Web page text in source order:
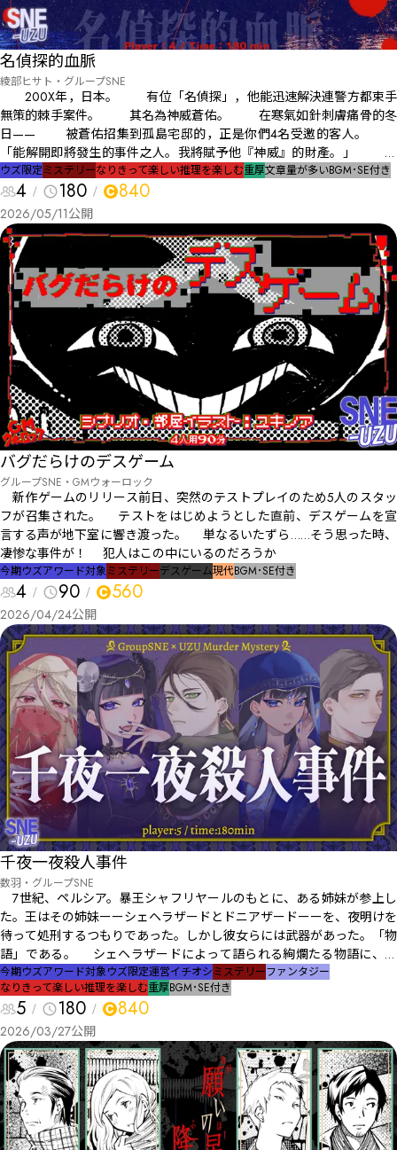
名偵探的血脈
綾部ヒサト・グループSNE
200X年，日本。 有位「名偵探」，他能迅速解決連警方都束手
無策的棘手案件。 其名為神威蒼佑。 在寒氣如針刺膚痛骨的冬
日—— 被蒼佑招集到孤島宅邸的，正是你們4名受邀的客人。
「能解開即將發生的事件之人。我將賦予他『神威』的財產。」 這
是能一攫千金和一舉成名的難得機會。受邀的客人們在此留宿，等待著事
件發生。 黎明到來。在可疑聲響的引導之下，你們來到了現場。
映入眼簾的，是屍體橫躺的慘況。 ——屍首正是神威蒼佑本
人。 圍繞著血與宿命的物語，就此展開。
ウズ限定ミステリーなりきって楽しい推理を楽しむ重厚文章量が多いBGM･SE付き
4 180 840
2026/05/11公開
バグだらけのデスゲーム
グループSNE・GMウォーロック
新作ゲームのリリース前日、突然のテストプレイのため5人のスタッ
フが召集された。 テストをはじめようとした直前、デスゲームを宣
言する声が地下室に響き渡った。 単なるいたずら……そう思った時、
凄惨な事件が！ 犯人はこの中にいるのだろうか
今期ウズアワード対象ミステリーデスゲーム現代BGM･SE付き
4 90 560
2026/04/24公開
千夜一夜殺人事件
数羽・グループSNE
7世紀、ペルシア。暴王シャフリヤールのもとに、ある姉妹が参上し
た。王はその姉妹ーーシェヘラザードとドニアザードーーを、夜明けを
待って処刑するつもりであった。しかし彼女らには武器があった。「物
語」である。 シェヘラザードによって語られる絢爛たる物語に、王
は処刑を忘れて毎夜、耳を傾けた。 「さて今宵語りますのは、ある占
星術師の物語でございます。あるいはある霊媒師、騎士、呪詛師、錬金
術師の物語。 まずは占星術師についてご紹介するべきでしょう。そ
の占星術師には異能がありました。魔神に祝福されしその眼（まなこ）
は未来を見通すーー予言の力でございます。 彼女が『波の館』と呼
ばれる館にて、『死の予言』をするところから、物語は始まります。
『波の館』に居合わせた人々は戦慄しました。彼女の予言は『必ず当
たる』と言われていたのです。 ええ、ええ、その通りでございま
す。これは『殺人の予言』によって始まる物語。すなわち、ある殺人の
物語とも言えましょう」
今期ウズアワード対象ウズ限定運営イチオシミステリーファンタジー
なりきって楽しい推理を楽しむ重厚BGM･SE付き
5 180 840
2026/03/27公開